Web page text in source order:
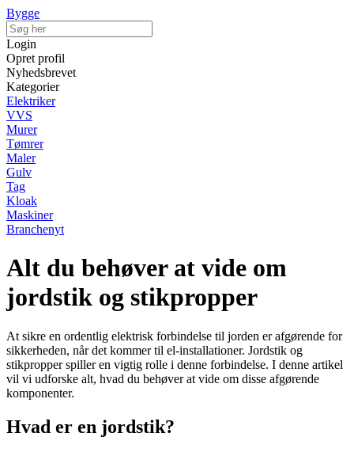
Bygge
Login
Opret profil
Nyhedsbrevet
Kategorier
Elektriker
VVS
Murer
Tømrer
Maler
Gulv
Tag
Kloak
Maskiner
Branchenyt
Alt du behøver at vide om
jordstik og stikpropper
At sikre en ordentlig elektrisk forbindelse til jorden er afgørende for
sikkerheden, når det kommer til el-installationer. Jordstik og
stikpropper spiller en vigtig rolle i denne forbindelse. I denne artikel
vil vi udforske alt, hvad du behøver at vide om disse afgørende
komponenter.
Hvad er en jordstik?